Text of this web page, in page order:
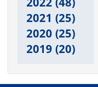
2021 (25)
2020 (25)
2019 (20)